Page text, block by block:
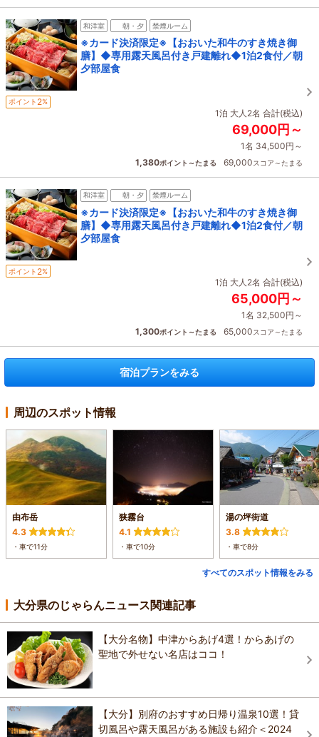
和洋室 朝・夕 禁煙ルーム
※カード決済限定※【おおいた和牛のすき焼き御
膳】◆専用露天風呂付き戸建離れ◆1泊2食付／朝
夕部屋食
ポイント 2%
1泊 大人2名 合計(税込)
69,000円～
1名 34,500円～
1,380ポイント～たまる 69,000スコア～たまる
和洋室 朝・夕 禁煙ルーム
※カード決済限定※【おおいた和牛のすき焼き御
膳】◆専用露天風呂付き戸建離れ◆1泊2食付／朝
夕部屋食
ポイント 2%
1泊 大人2名 合計(税込)
65,000円～
1名 32,500円～
1,300ポイント～たまる 65,000スコア～たまる
宿泊プランをみる
周辺のスポット情報
由布岳
4.3
・車で11分
狭霧台
4.1
・車で10分
湯の坪街道
3.8
・車で8分
すべてのスポット情報をみる
大分県のじゃらんニュース関連記事
【大分名物】中津からあげ4選！からあげの
聖地で外せない名店はココ！
【大分】別府のおすすめ日帰り温泉10選！貸
切風呂や露天風呂がある施設も紹介＜2024